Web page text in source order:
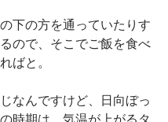
下の方を通っていたりす
ので、そこでご飯を食べ
ばと。
なんですけど、日向ぼっ